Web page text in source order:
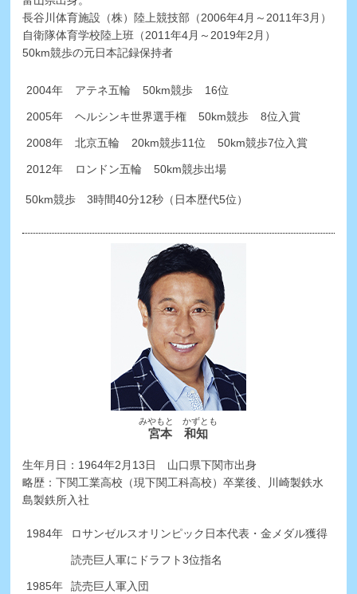
長谷川体育施設（株）陸上競技部（2006年4月～2011年3月）
自衛隊体育学校陸上班（2011年4月～2019年2月）
50km競歩の元日本記録保持者
2004年 アテネ五輪 50km競歩 16位
2005年 ヘルシンキ世界選手権 50km競歩 8位入賞
2008年 北京五輪 20km競歩11位 50km競歩7位入賞
2012年 ロンドン五輪 50km競歩出場
50km競歩 3時間40分12秒（日本歴代5位）
みやもと かずとも
宮本 和知
生年月日：1964年2月13日 山口県下関市出身
略歴：下関工業高校（現下関工科高校）卒業後、川崎製鉄水
島製鉄所入社
1984年 ロサンゼルスオリンピック日本代表・金メダル獲得
読売巨人軍にドラフト3位指名
1985年 読売巨人軍入団